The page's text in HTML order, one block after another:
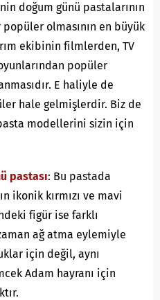
doğum günü pastalarının
olmasının en büyük
ekibinin filmlerden, TV
popüler
E haliyle de
hale gelmişlerdir. Biz de
modellerini sizin için
pastası: Bu pastada
ikonik kırmızı ve mavi
figür ise farklı
ağ atma eylemiyle
için değil, aynı
Adam hayranı için